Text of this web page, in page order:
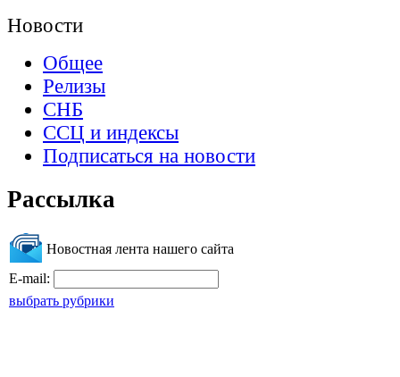
Новости
Общее
Релизы
СНБ
ССЦ и индексы
Подписаться на новости
Рассылка
Новостная лента нашего сайта
E-mail:
выбрать рубрики